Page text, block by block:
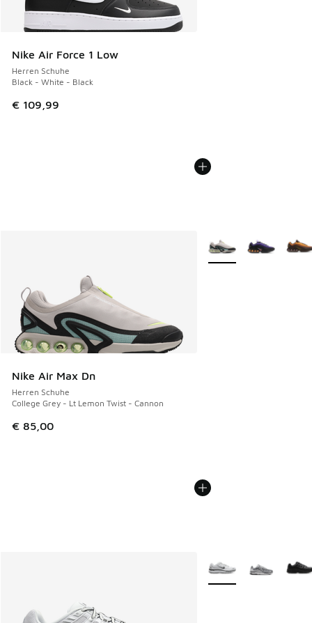
Nike Air Force 1 Low
Herren Schuhe
Black - White - Black
€ 109,99
Nike Air Max Dn
Herren Schuhe
College Grey - Lt Lemon Twist - Cannon
€ 85,00
Weitere Farben
Weitere Farben